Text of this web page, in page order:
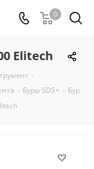
0
Elitech
-
- Буры SDS+ - Бур